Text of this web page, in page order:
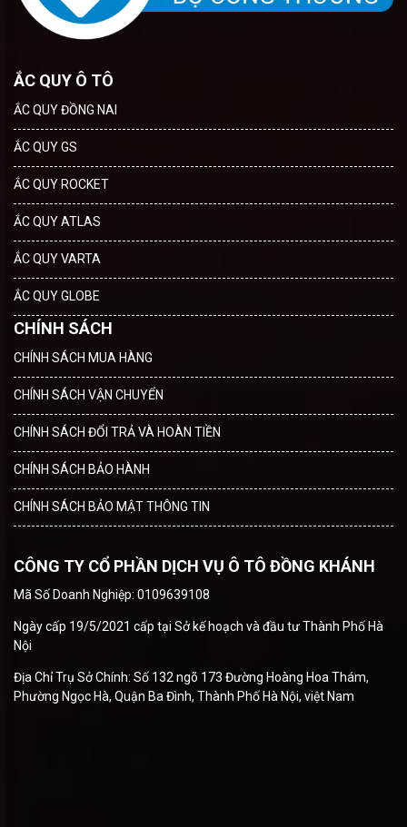
ẮC QUY Ô TÔ
ẮC QUY ĐỒNG NAI
ẮC QUY GS
ẮC QUY ROCKET
ẮC QUY ATLAS
ẮC QUY VARTA
ẮC QUY GLOBE
CHÍNH SÁCH
CHÍNH SÁCH MUA HÀNG
CHÍNH SÁCH VẬN CHUYỂN
CHÍNH SÁCH ĐỔI TRẢ VÀ HOÀN TIỀN
CHÍNH SÁCH BẢO HÀNH
CHÍNH SÁCH BẢO MẬT THÔNG TIN
CÔNG TY CỔ PHẦN DỊCH VỤ Ô TÔ ĐỒNG KHÁNH
Mã Số Doanh Nghiệp: 0109639108
Ngày cấp 19/5/2021 cấp tại Sở kế hoạch và đầu tư Thành Phố Hà
Nội
Địa Chỉ Trụ Sở Chính: Số 132 ngõ 173 Đường Hoàng Hoa Thám,
Phường Ngọc Hà, Quận Ba Đình, Thành Phố Hà Nội, việt Nam